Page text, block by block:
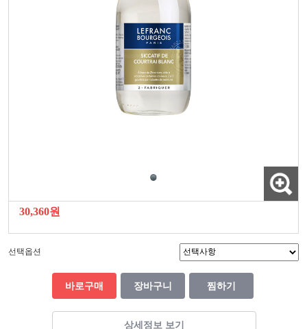
30,360원
선택옵션
바로구매 장바구니 찜하기
상세정보 보기